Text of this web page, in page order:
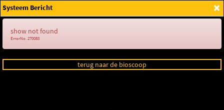
Login
×
Systeem Bericht
show not found
ErrorNo. 270083
terug naar de bioscoop